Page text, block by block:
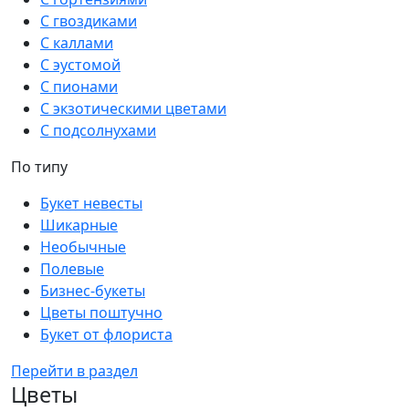
С гвоздиками
С каллами
С эустомой
С пионами
С экзотическими цветами
С подсолнухами
По типу
Букет невесты
Шикарные
Необычные
Полевые
Бизнес-букеты
Цветы поштучно
Букет от флориста
Перейти в раздел
Цветы